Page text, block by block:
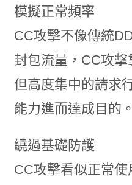
模擬正常頻率
CC攻擊不像傳統
封包流量，CC攻
但高度集中的請求
能力進而達成目的。
繞過基礎防護
CC攻擊看似正常